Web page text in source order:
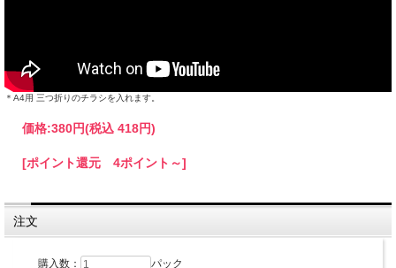
＊A4用 三つ折りのチラシを入れます。
価格:380円(税込 418円)
[ポイント還元 4ポイント～]
注文
購入数： パック